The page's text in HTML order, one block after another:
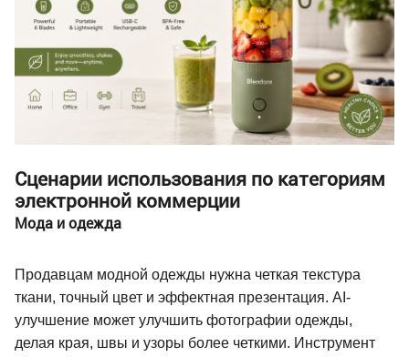
Сценарии использования по категориям
электронной коммерции
Мода и одежда
Продавцам модной одежды нужна четкая текстура
ткани, точный цвет и эффектная презентация. AI-
улучшение может улучшить фотографии одежды,
делая края, швы и узоры более четкими. Инструмент